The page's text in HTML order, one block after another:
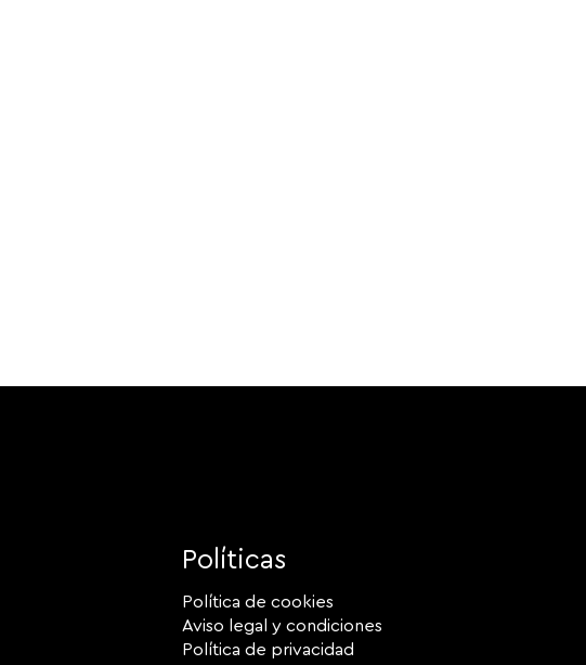
Políticas
Política de cookies
Aviso legal y condiciones
Política de privacidad